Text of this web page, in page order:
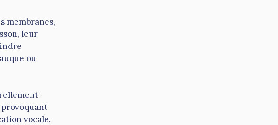
membranes,
leur
ou
provoquant
vocale.